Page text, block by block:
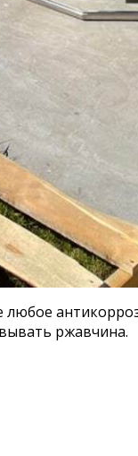
любое
ржавчина.